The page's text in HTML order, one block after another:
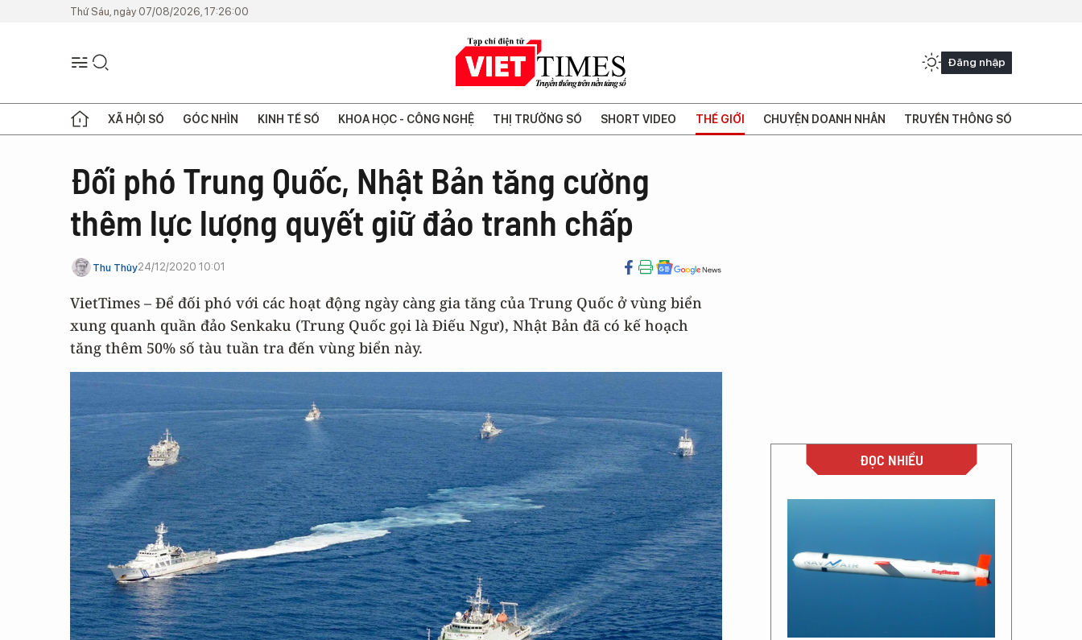
Thứ Sáu, ngày 07/08/2026, 17:26:00
Đăng nhập
XÃ HỘI SỐ GÓC NHÌN KINH TẾ SỐ KHOA HỌC - CÔNG NGHỆ THỊ TRƯỜNG SỐ SHORT VIDEO THẾ GIỚI CHUYỆN DOANH NHÂN TRUYỀN THÔNG SỐ
Đối phó Trung Quốc, Nhật Bản tăng cường
thêm lực lượng quyết giữ đảo tranh chấp
Thu Thủy24/12/2020 10:01
VietTimes – Để đối phó với các hoạt động ngày càng gia tăng của Trung Quốc ở vùng biển
xung quanh quần đảo Senkaku (Trung Quốc gọi là Điếu Ngư), Nhật Bản đã có kế hoạch
tăng thêm 50% số tàu ​​tuần tra đến vùng biển này.
ĐỌC NHIỀU